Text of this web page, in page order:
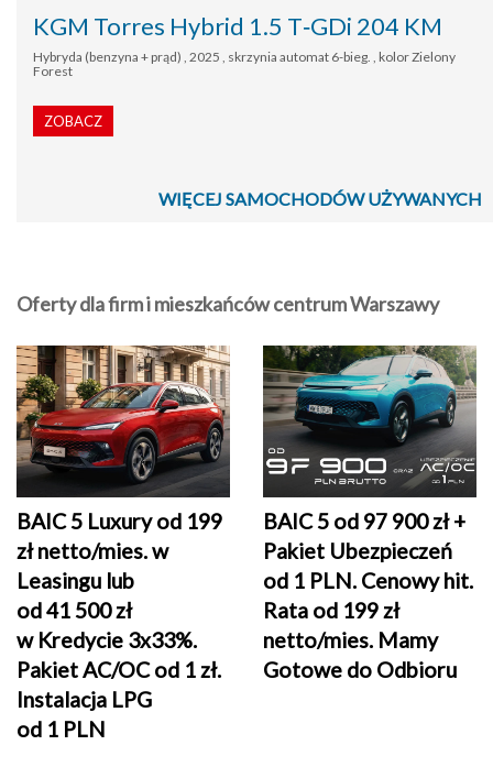
KGM Torres Hybrid 1.5 T‑GDi 204 KM
Hybryda (benzyna + prąd) , 2025 , skrzynia automat 6-bieg. , kolor Zielony
Forest
ZOBACZ
WIĘCEJ SAMOCHODÓW UŻYWANYCH
Oferty dla firm i mieszkańców centrum Warszawy
BAIC 5 Luxury od 199
zł netto/mies. w
Leasingu lub
od 41 500 zł
w Kredycie 3x33%.
Pakiet AC/OC od 1 zł.
Instalacja LPG
od 1 PLN
BAIC 5 od 97 900 zł +
Pakiet Ubezpieczeń
od 1 PLN. Cenowy hit.
Rata od 199 zł
netto/mies. Mamy
Gotowe do Odbioru